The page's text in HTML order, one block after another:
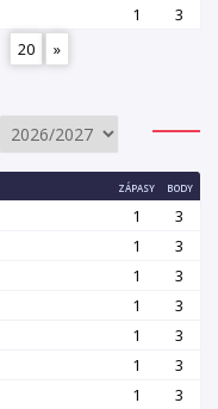
1
3
20 »
ZÁPASY BODY
1
3
1
3
1
3
1
3
1
3
1
3
1
3